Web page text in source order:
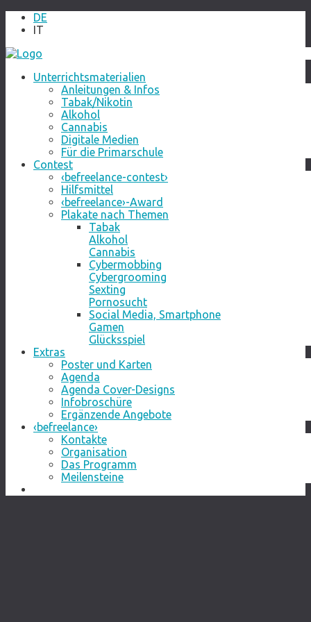
DE
IT
Unterrichtsmaterialien
Anleitungen & Infos
Tabak/Nikotin
Alkohol
Cannabis
Digitale Medien
Für die Primarschule
Contest
‹befreelance-contest›
Hilfsmittel
‹befreelance›-Award
Plakate nach Themen
Tabak
Alkohol
Cannabis
Cybermobbing
Cybergrooming
Sexting
Pornosucht
Social Media, Smartphone
Gamen
Glücksspiel
Extras
Poster und Karten
Agenda
Agenda Cover-Designs
Infobroschüre
Ergänzende Angebote
‹befreelance›
Kontakte
Organisation
Das Programm
Meilensteine